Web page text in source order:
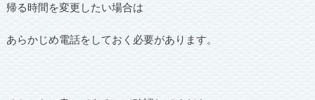
帰る時間を変更したい場合は
あらかじめ電話をしておく必要があります。